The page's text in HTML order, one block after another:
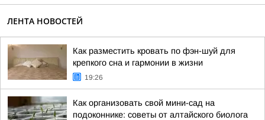
ЛЕНТА НОВОСТЕЙ
Как разместить кровать по фэн-шуй для
крепкого сна и гармонии в жизни
19:26
Как организовать свой мини-сад на
подоконнике: советы от алтайского биолога